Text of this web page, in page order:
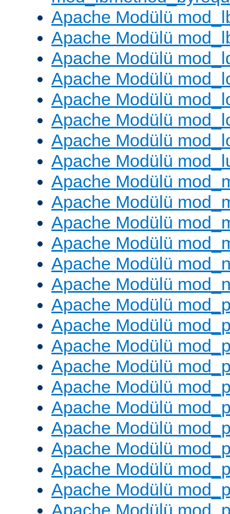
Apache Modülü
Apache Modülü
Apache Modülü
Apache Modülü
Apache Modülü
Apache Modülü
Apache Modülü
Apache Modülü
Apache Modülü
Apache Modülü
Apache Modülü
Apache Modülü
Apache Modülü
Apache Modülü
Apache Modülü
Apache Modülü
Apache Modülü
Apache Modülü
Apache Modülü
Apache Modülü
Apache Modülü
Apache Modülü
Apache Modülü
Apache Modülü
Apache Modülü